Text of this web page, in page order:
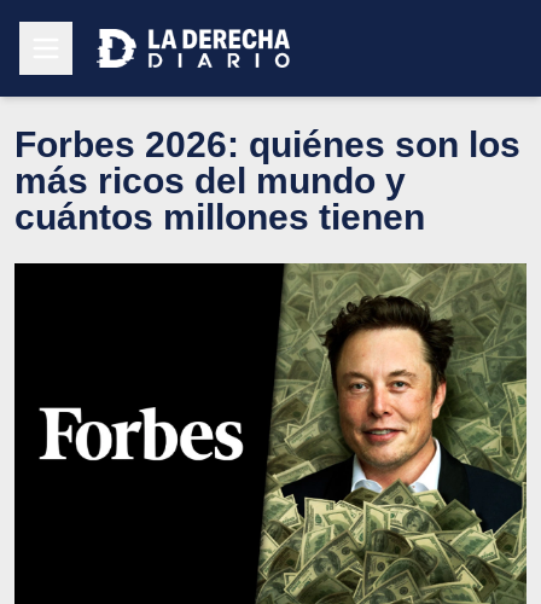
Forbes 2026: quiénes son los
más ricos del mundo y
cuántos millones tienen